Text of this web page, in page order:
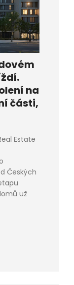
na
části,
Estate
Českých
už